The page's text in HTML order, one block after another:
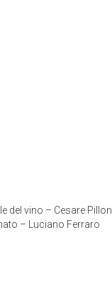
del vino – Cesare Pillon
– Luciano Ferraro